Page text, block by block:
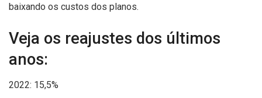
baixando os custos dos planos.
Veja os reajustes dos últimos
anos:
2022: 15,5%